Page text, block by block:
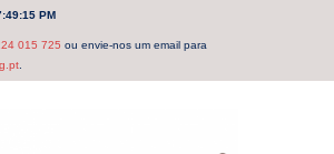
PM
015 725 ou envie-nos um email para
.